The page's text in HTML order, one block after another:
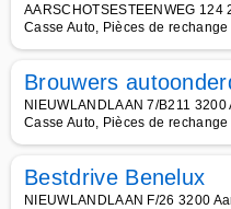
AARSCHOTSESTEENWEG
Casse Auto, Pièces de
Brouwers
NIEUWLANDLAAN 7/B211
Casse Auto, Pièces de
Bestdrive Benelux
NIEUWLANDLAAN F/26 3200